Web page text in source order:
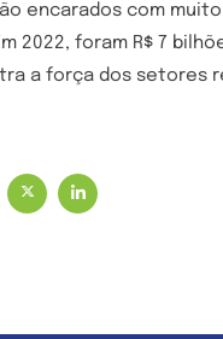
encarados com
2022, foram R$ 7
a força dos setores